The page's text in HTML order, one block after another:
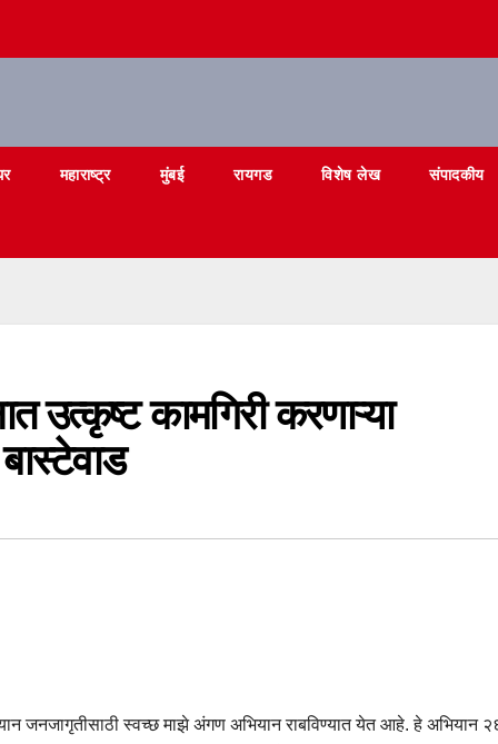
महाराष्ट्र मुंबई रायगड विशेष लेख संपादकीय
उत्कृष्ट कामगिरी करणाऱ्या
जनजागृतीसाठी स्वच्छ माझे अंगण अभियान राबविण्यात येत आहे. हे अभियान